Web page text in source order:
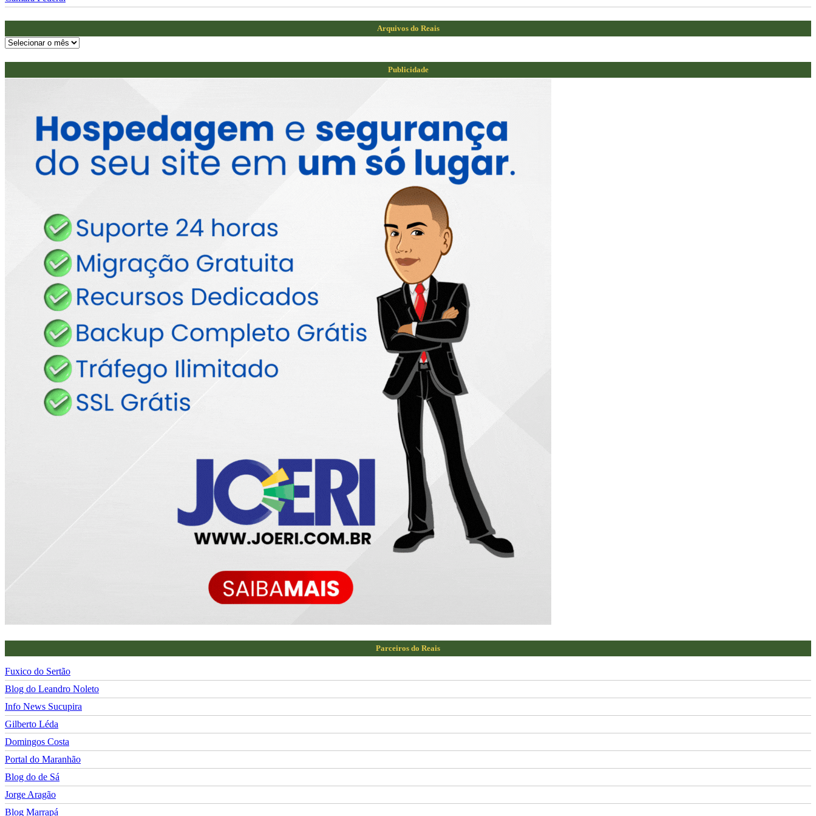
Arquivos do Reais
Arquivos
Reais
Publicidade
Parceiros do Reais
Fuxico do Sertão
Blog do Leandro Noleto
Info News Sucupira
Gilberto Léda
Domingos Costa
Portal do Maranhão
Blog do de Sá
Jorge Aragão
Blog Marrapá